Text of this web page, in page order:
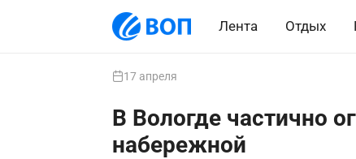
Лента Отдых
17 апреля
В Вологде частично
набережной